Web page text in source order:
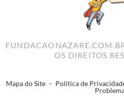
OS DIREITOS
Mapa do Site – Politica de